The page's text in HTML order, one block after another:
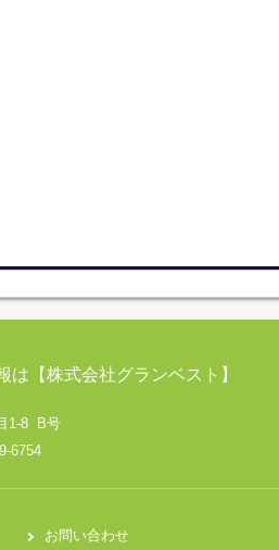
【株式会社グランベスト】
1-8 B号
6754
お問い合わせ